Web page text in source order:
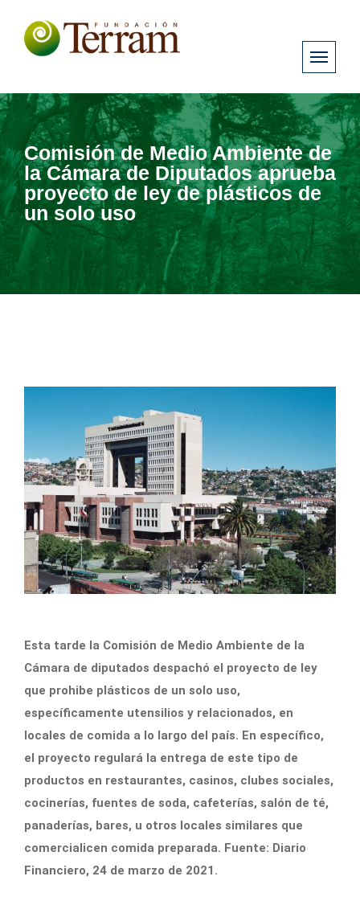
Comisión de Medio Ambiente de
la Cámara de Diputados aprueba
proyecto de ley de plásticos de
un solo uso
Esta tarde la Comisión de Medio Ambiente de la
Cámara de diputados despachó el proyecto de ley
que prohibe plásticos de un solo uso,
específicamente utensilios y relacionados, en
locales de comida a lo largo del país. En específico,
el proyecto regulará la entrega de este tipo de
productos en restaurantes, casinos, clubes sociales,
cocinerías, fuentes de soda, cafeterías, salón de té,
panaderías, bares, u otros locales similares que
comercialicen comida preparada. Fuente: Diario
Financiero, 24 de marzo de 2021.